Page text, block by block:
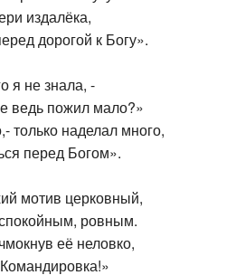
издалёка,
дорогой к Богу».
я не знала, -
ведь пожил мало?»
только наделал много,
перед Богом».
мотив церковный,
ровным.
её неловко,